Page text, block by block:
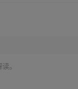
。